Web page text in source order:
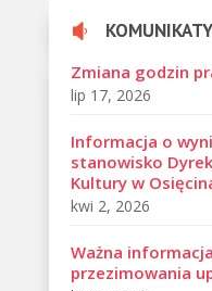
 KOMUNIKATY
Zmiana godzin
lip 17, 2026
Informacja o
stanowisko
Kultury w
kwi 2, 2026
Ważna
przezimowania